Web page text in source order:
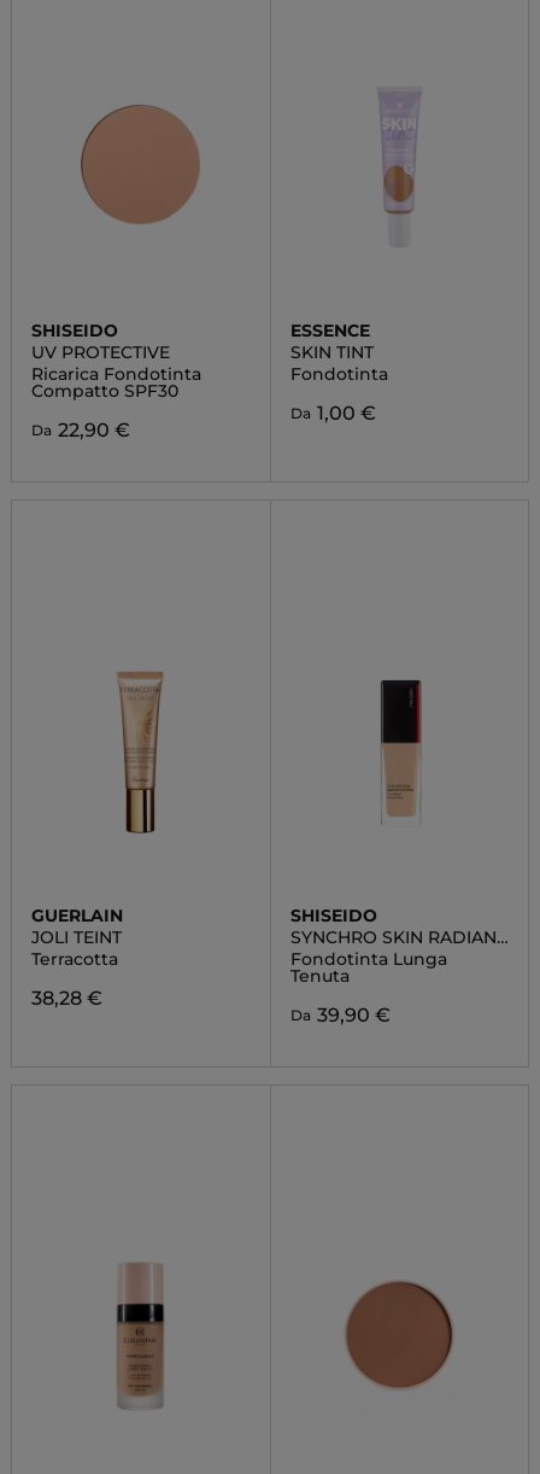
SHISEIDO
UV PROTECTIVE
Ricarica Fondotinta
Compatto SPF30
Da 22,90 €
ESSENCE
SKIN TINT
Fondotinta
Da 1,00 €
GUERLAIN
JOLI TEINT
Terracotta
38,28 €
SHISEIDO
SYNCHRO SKIN RADIANT
LIFTING
Fondotinta Lunga
Tenuta
Da 39,90 €